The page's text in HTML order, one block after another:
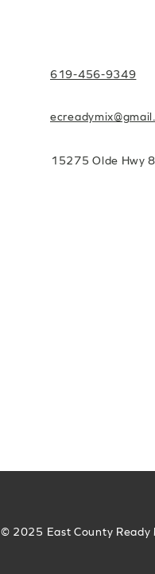
619-456-9349
15275 Olde Hwy
© 2025 East County Ready